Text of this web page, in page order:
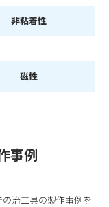
非粘着性
磁性
事例
治工具の製作事例を